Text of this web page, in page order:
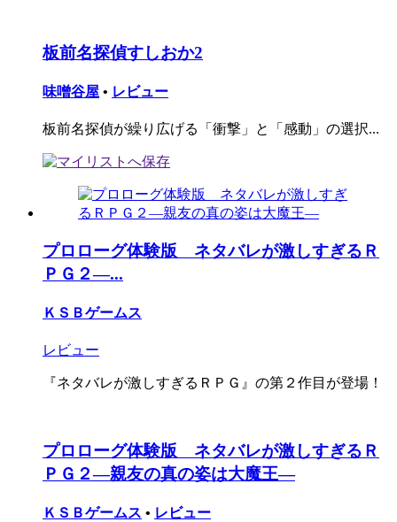
板前名探偵すしおか2
味噌谷屋 • レビュー
板前名探偵が繰り広げる「衝撃」と「感動」の選択...
プロローグ体験版 ネタバレが激しすぎるＲ
ＰＧ２―...
ＫＳＢゲームス
レビュー
『ネタバレが激しすぎるＲＰＧ』の第２作目が登場！
プロローグ体験版 ネタバレが激しすぎるＲ
ＰＧ２―親友の真の姿は大魔王―
ＫＳＢゲームス • レビュー